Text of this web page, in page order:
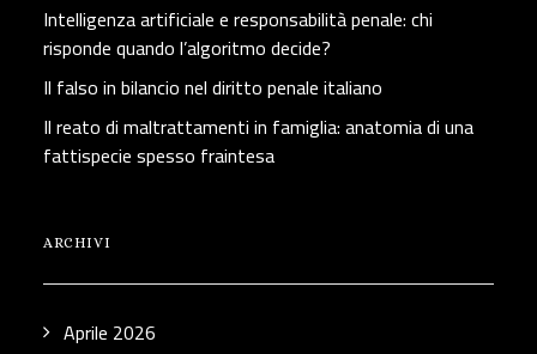
Intelligenza artificiale e responsabilità penale: chi
risponde quando l’algoritmo decide?
Il falso in bilancio nel diritto penale italiano
Il reato di maltrattamenti in famiglia: anatomia di una
fattispecie spesso fraintesa
ARCHIVI
Aprile 2026